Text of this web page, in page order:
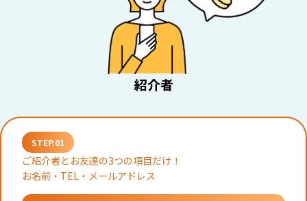
紹介者
STEP.01
ご紹介者とお友達の3つの項目だけ！
お名前・TEL・メールアドレス